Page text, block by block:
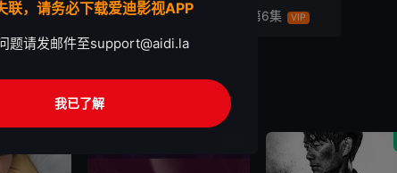
集 VIP 第5集 VIP 第6集 VIP
联，请务必下载爱迪影视APP
题请发邮件至support@aidi.la
我已了解